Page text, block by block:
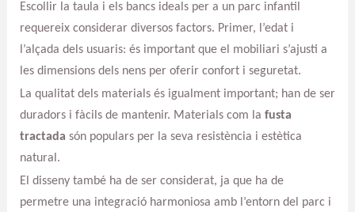
Escollir la taula i els bancs ideals per a un parc infantil
requereix considerar diversos factors. Primer, l’edat i
l’alçada dels usuaris: és important que el mobiliari s’ajusti a
les dimensions dels nens per oferir confort i seguretat.
La qualitat dels materials és igualment important; han de ser
duradors i fàcils de mantenir. Materials com la fusta
tractada són populars per la seva resistència i estètica
natural.
El disseny també ha de ser considerat, ja que ha de
permetre una integració harmoniosa amb l’entorn del parc i